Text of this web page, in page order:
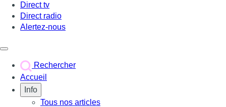
Direct tv
Direct radio
Alertez-nous
Rechercher
Accueil
Info
Tous nos articles